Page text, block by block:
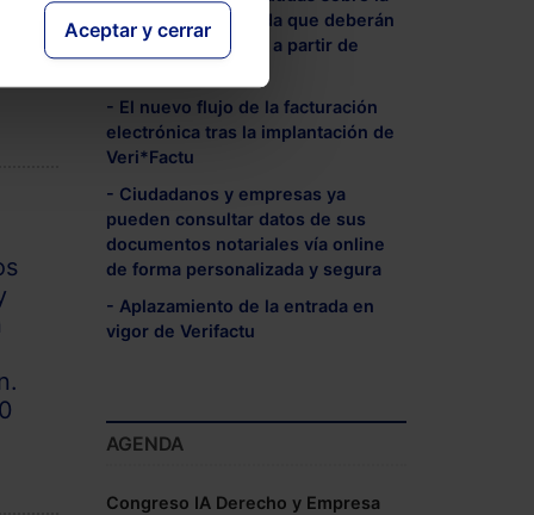
Aceptar y cerrar
baliza V16 conectada que deberán
llevar los vehículos a partir de
- El nuevo flujo de la facturación
electrónica tras la implantación de
Veri*Factu
- Ciudadanos y empresas ya
pueden consultar datos de sus
documentos notariales vía online
de forma personalizada y segura
- Aplazamiento de la entrada en
vigor de Verifactu
AGENDA
Congreso IA Derecho y Empresa